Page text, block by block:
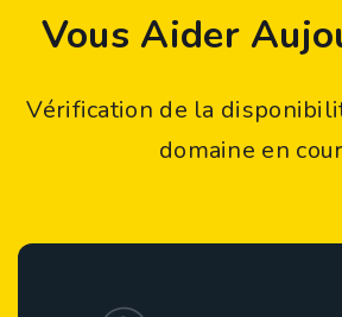
Vous Aider
Vérification de la
domaine en